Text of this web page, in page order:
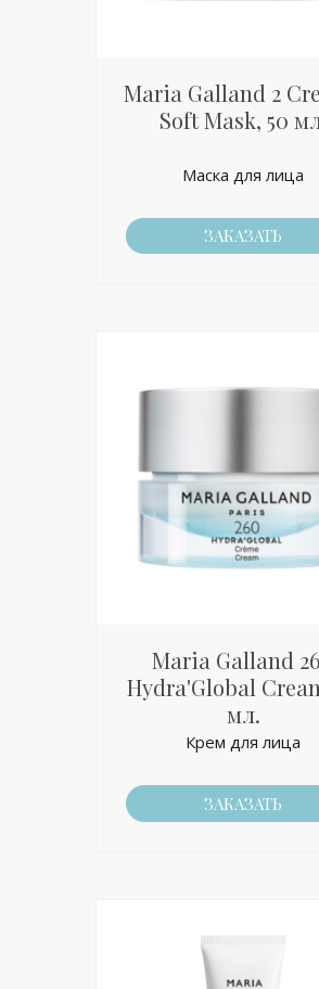
Maria Galland 2
Soft Mask, 50
Маска для лица
ЗАКАЗАТЬ
Maria Galland
Hydra'Global
мл.
Крем для лица
ЗАКАЗАТЬ